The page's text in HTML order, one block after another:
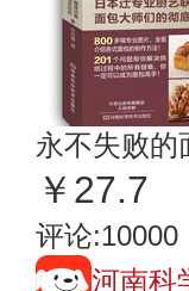
永不失败的
￥27.7
评论:10000
河南科